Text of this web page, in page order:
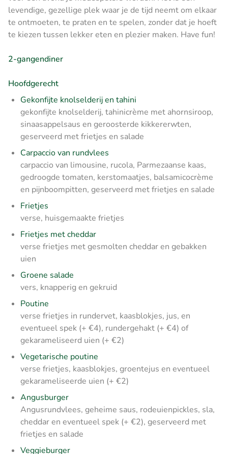
levendige, gezellige plek waar je de tijd neemt om elkaar
te ontmoeten, te praten en te spelen, zonder dat je hoeft
te kiezen tussen lekker eten en plezier maken. Have fun!
2-gangendiner
Hoofdgerecht
Gekonfijte knolselderij en tahini
gekonfijte knolselderij, tahinicrème met ahornsiroop,
sinaasappelsaus en geroosterde kikkererwten,
geserveerd met frietjes en salade
Carpaccio van rundvlees
carpaccio van limousine, rucola, Parmezaanse kaas,
gedroogde tomaten, kerstomaatjes, balsamicocrème
en pijnboompitten, geserveerd met frietjes en salade
Frietjes
verse, huisgemaakte frietjes
Frietjes met cheddar
verse frietjes met gesmolten cheddar en gebakken
uien
Groene salade
vers, knapperig en gekruid
Poutine
verse frietjes in rundervet, kaasblokjes, jus, en
eventueel spek (+ €4), rundergehakt (+ €4) of
gekarameliseerd uien (+ €2)
Vegetarische poutine
verse frietjes, kaasblokjes, groentejus en eventueel
gekarameliseerde uien (+ €2)
Angusburger
Angusrundvlees, geheime saus, rodeuienpickles, sla,
cheddar en eventueel spek (+ €2), geserveerd met
frietjes en salade
Veggieburger